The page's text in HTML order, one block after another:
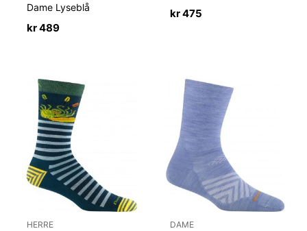
Dame Lyseblå
kr489
kr475
HERRE DAME